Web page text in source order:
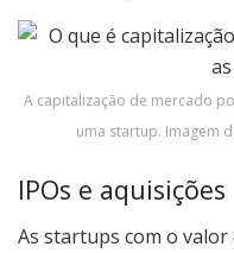
A capitalização de mercado
uma startup. Imagem
IPOs e aquisições
As startups com o